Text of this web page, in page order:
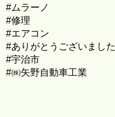
#ムラーノ
#修理
#エアコン
#ありがとうございました
#宇治市
#㈱矢野自動車工業